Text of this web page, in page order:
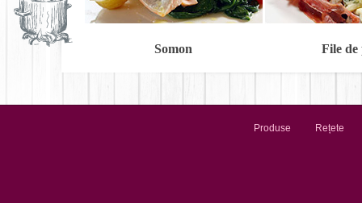
Somon File de
Produse Rețete